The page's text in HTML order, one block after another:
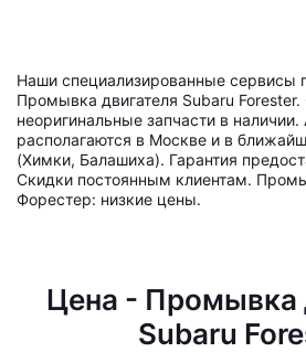
Наши специализированные сервисы
Промывка двигателя Subaru
неоригинальные запчасти в
располагаются в Москве и в
(Химки, Балашиха). Гарантия
Скидки постоянным клиентам.
Форестер: низкие цены.
Цена - Промывка
Subaru